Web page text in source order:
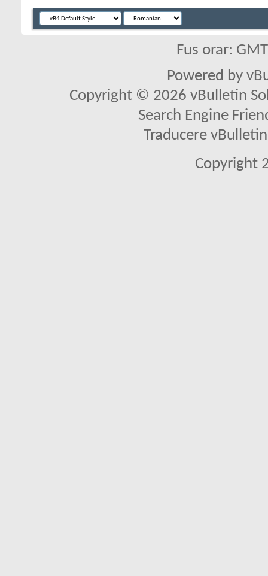
Fus orar:
Powered by
Copyright © 2026 vBulletin
Search Engine
Traducere
Copyright